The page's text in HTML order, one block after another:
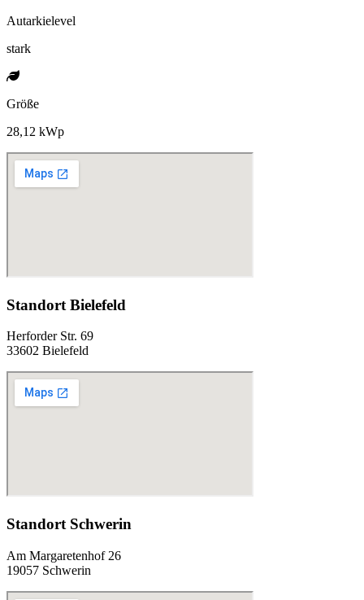
Autarkielevel
stark
Größe
28,12 kWp
Standort Bielefeld
Herforder Str. 69
33602 Bielefeld
Standort Schwerin
Am Margaretenhof 26
19057 Schwerin